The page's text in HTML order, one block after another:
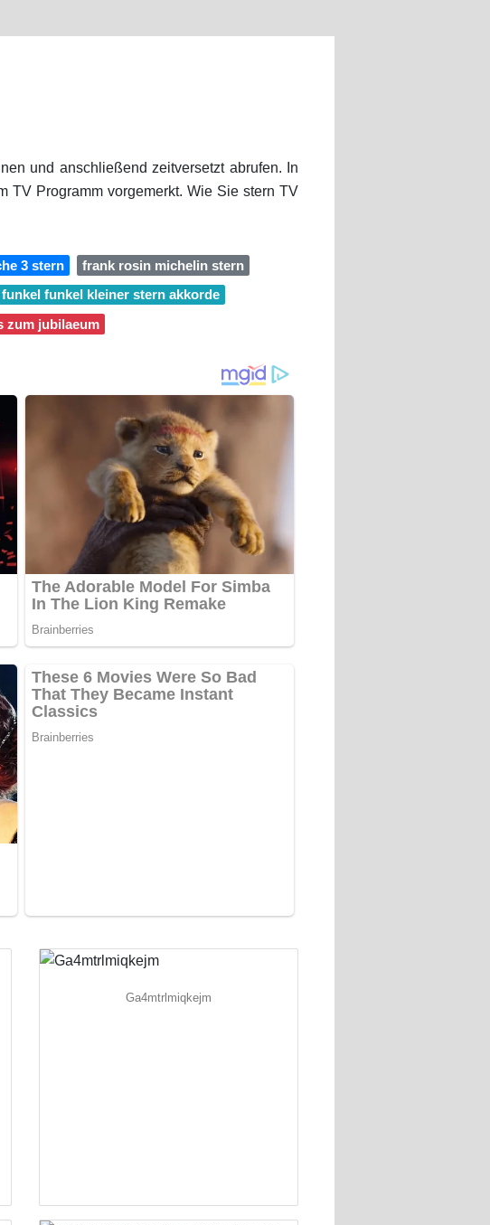
und anschließend zeitversetzt abrufen. In
TV Programm vorgemerkt. Wie Sie stern TV
3 stern
frank rosin michelin stern
funkel funkel kleiner stern akkorde
zum jubilaeum
Ga4mtrlmiqkejm